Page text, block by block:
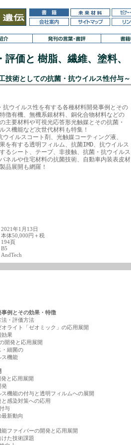
価と 樹脂、繊維、塗料、
術としての抗菌・抗ウイルス性付与～
抗ウイルス性を有する各種材料開発事例とその
徴有機、無機系銀材料、銅化合物材料などの
主要材料や可視光応答形光触媒とその抗菌・
ス機能など次世代材料も特集！
ウイルスコート剤、光触媒コーティング液、
を有する透明フィルム、抗菌IMD、抗ウイルス
るシート、テープ、非接触、抗菌・抗ウイルス
ネルや住宅材料の抗菌技術、自動車内装表皮材
2021年1月13日
本体50,000円＋税
194頁
B5
AndTech
例とその効果・特徴
・評価方法
ライト「ゼオミック」の応用展開
効果
開発と応用展開
細菌の
機能
と応用展開
発
機能の付与と透明フィルムへの展開
感染対策への応用
与
新動向
ファイバーの開発と応用展開
た技術課題